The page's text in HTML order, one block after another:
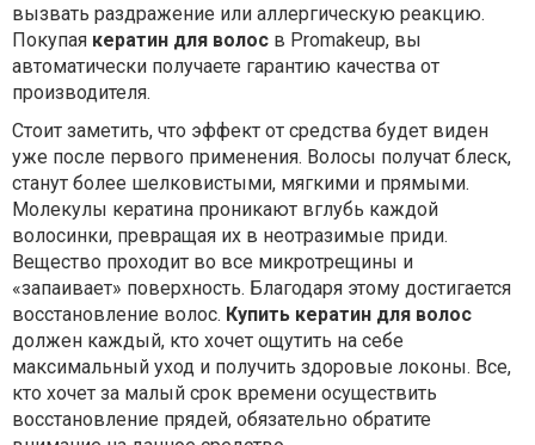
вызвать раздражение или аллергическую реакцию.
Покупая кератин для волос в Promakeup, вы
автоматически получаете гарантию качества от
производителя.
Стоит заметить, что эффект от средства будет виден
уже после первого применения. Волосы получат блеск,
станут более шелковистыми, мягкими и прямыми.
Молекулы кератина проникают вглубь каждой
волосинки, превращая их в неотразимые приди.
Вещество проходит во все микротрещины и
«запаивает» поверхность. Благодаря этому достигается
восстановление волос. Купить кератин для волос
должен каждый, кто хочет ощутить на себе
максимальный уход и получить здоровые локоны. Все,
кто хочет за малый срок времени осуществить
восстановление прядей, обязательно обратите